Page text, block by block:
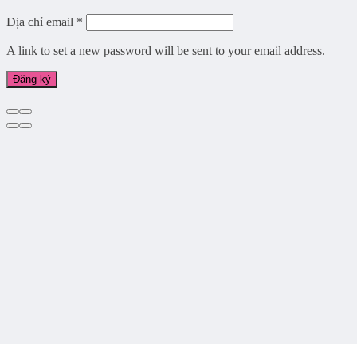
Địa chỉ email *
A link to set a new password will be sent to your email address.
Đăng ký